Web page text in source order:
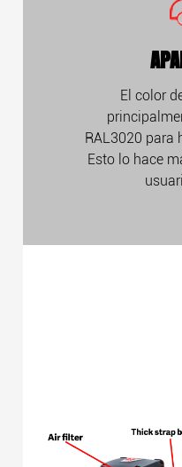
El color
RAL3020 para
Esto lo hace